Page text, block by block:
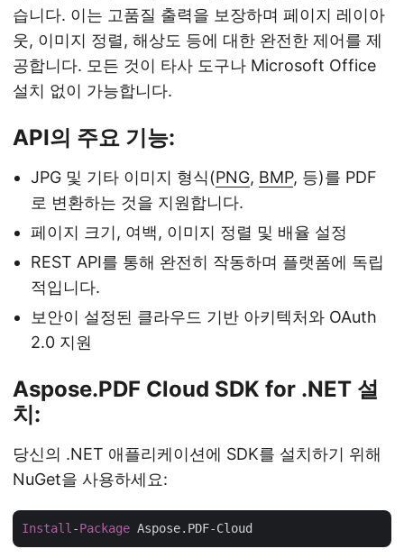
습니다. 이는 고품질 출력을 보장하며 페이지 레이아
웃, 이미지 정렬, 해상도 등에 대한 완전한 제어를 제
공합니다. 모든 것이 타사 도구나 Microsoft Office
설치 없이 가능합니다.
API의 주요 기능:
JPG 및 기타 이미지 형식(PNG, BMP, 등)를 PDF
로 변환하는 것을 지원합니다.
페이지 크기, 여백, 이미지 정렬 및 배율 설정
REST API를 통해 완전히 작동하며 플랫폼에 독립
적입니다.
보안이 설정된 클라우드 기반 아키텍처와 OAuth
2.0 지원
Aspose.PDF Cloud SDK for .NET 설
치:
당신의 .NET 애플리케이션에 SDK를 설치하기 위해
NuGet을 사용하세요:
Install -Package